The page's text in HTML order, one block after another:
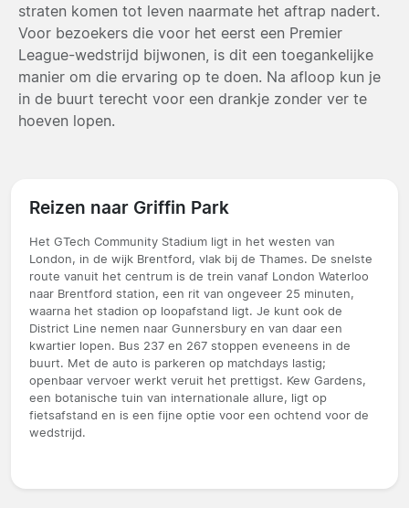
straten komen tot leven naarmate het aftrap nadert.
Voor bezoekers die voor het eerst een Premier
League-wedstrijd bijwonen, is dit een toegankelijke
manier om die ervaring op te doen. Na afloop kun je
in de buurt terecht voor een drankje zonder ver te
hoeven lopen.
Reizen naar Griffin Park
Het GTech Community Stadium ligt in het westen van
London, in de wijk Brentford, vlak bij de Thames. De snelste
route vanuit het centrum is de trein vanaf London Waterloo
naar Brentford station, een rit van ongeveer 25 minuten,
waarna het stadion op loopafstand ligt. Je kunt ook de
District Line nemen naar Gunnersbury en van daar een
kwartier lopen. Bus 237 en 267 stoppen eveneens in de
buurt. Met de auto is parkeren op matchdays lastig;
openbaar vervoer werkt veruit het prettigst. Kew Gardens,
een botanische tuin van internationale allure, ligt op
fietsafstand en is een fijne optie voor een ochtend voor de
wedstrijd.